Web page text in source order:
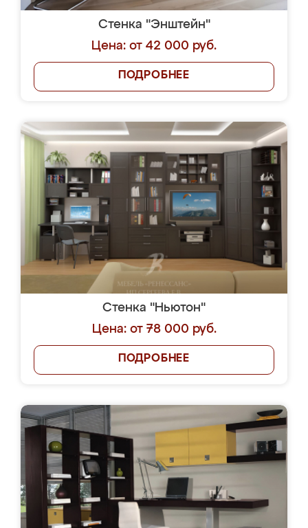
Стенка "Энштейн"
Цена: от 42 000 руб.
ПОДРОБНЕЕ
Стенка "Ньютон"
Цена: от 78 000 руб.
ПОДРОБНЕЕ